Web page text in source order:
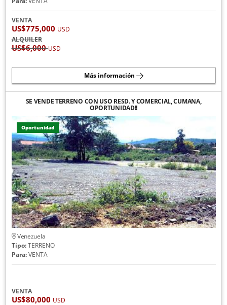
VENTA
US$775,000 USD
ALQUILER
US$6,000USD
Más información
SE VENDE TERRENO CON USO RESD. Y COMERCIAL, CUMANA,
OPORTUNIDAD!!
Oportunidad
Venezuela
Tipo:TERRENO
Para:VENTA
VENTA
US$80,000 USD